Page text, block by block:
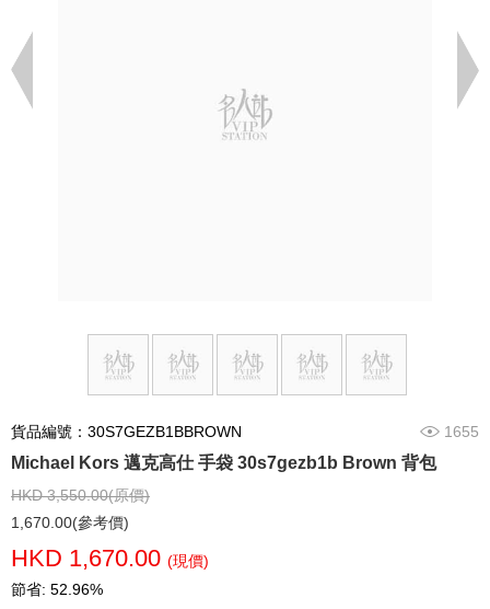
貨品編號：30S7GEZB1BBROWN 1655
Michael Kors 邁克高仕 手袋 30s7gezb1b Brown 背包
HKD 3,550.00(原價)
1,670.00(參考價)
HKD 1,670.00 (現價)
節省: 52.96%